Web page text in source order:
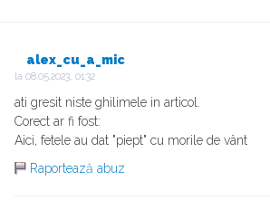
alex_cu_a_mic
la 08.05.2023, 01:32
ati gresit niste ghilimele in articol.
Corect ar fi fost:
Aici, fetele au dat "piept" cu morile de vânt
Raportează abuz